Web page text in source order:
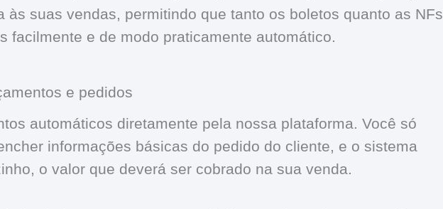
às suas vendas, permitindo que tanto os boletos quanto as NFs
facilmente e de modo praticamente automático.
e pedidos
automáticos diretamente pela nossa plataforma. Você só
informações básicas do pedido do cliente, e o sistema
o valor que deverá ser cobrado na sua venda.